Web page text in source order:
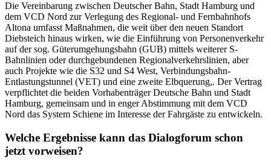
Die Vereinbarung zwischen Deutscher Bahn, Stadt Hamburg und
dem VCD Nord zur Verlegung des Regional- und Fernbahnhofs
Altona umfasst Maßnahmen, die weit über den neuen Standort
Diebsteich hinaus wirken, wie die Einführung von Personenverkehr
auf der sog. Güterumgehungsbahn (GUB) mittels weiterer S-
Bahnlinien oder durchgebundenen Regionalverkehrslinien, aber
auch Projekte wie die S32 und S4 West, Verbindungsbahn-
Entlastungstunnel (VET) und eine zweite Elbquerung,. Der Vertrag
verpflichtet die beiden Vorhabenträger Deutsche Bahn und Stadt
Hamburg, gemeinsam und in enger Abstimmung mit dem VCD
Nord das System Schiene im Interesse der Fahrgäste zu entwickeln.
Welche Ergebnisse kann das Dialogforum schon
jetzt vorweisen?